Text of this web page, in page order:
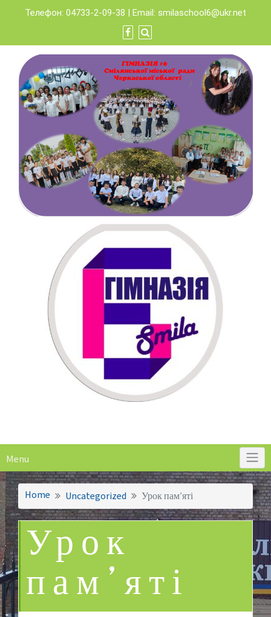
content
Телефон: 04733-2-09-38 | Email: smilaschool6@ukr.net
Menu
Home Uncategorized Урок пам’яті
Урок
пам’яті